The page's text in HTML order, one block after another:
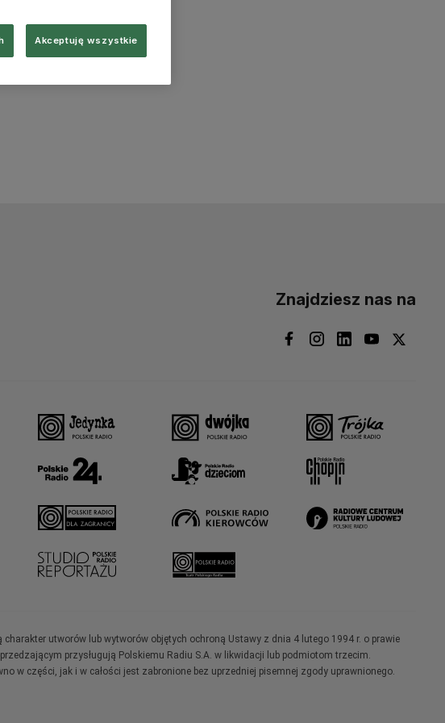
Znajdziesz nas na
utworów lub wytworów objętych ochroną Ustawy z dnia 4 lutego 1994 r. o prawie
przysługują Polskiemu Radiu S.A. w likwidacji lub podmiotom trzecim.
w części, jak i w całości jest zabronione bez uprzedniej pisemnej zgody uprawnionego.
Akceptuję wszystkie